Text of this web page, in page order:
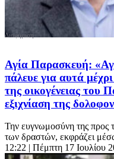
Αγία Παρασκευή:
πάλευε για αυτά
της οικογένειας του
εξιχνίαση της
Την ευγνωμοσύνη της προς
των δραστών, εκφράζει
12:22 | Πέμπτη 17 Ιουλίου